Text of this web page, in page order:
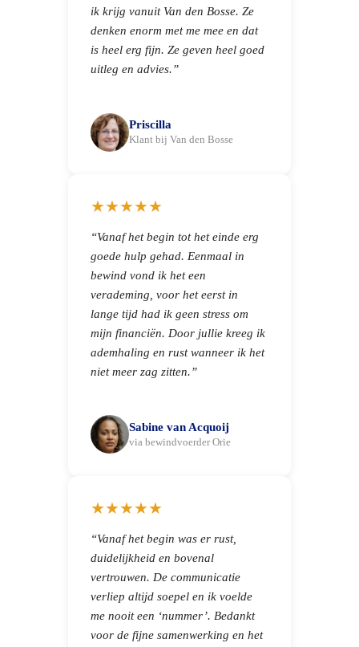
ik krijg vanuit Van den Bosse. Ze
denken enorm met me mee en dat
is heel erg fijn. Ze geven heel goed
uitleg en advies.”
Priscilla
Klant bij Van den Bosse
★★★★★
“Vanaf het begin tot het einde erg
goede hulp gehad. Eenmaal in
bewind vond ik het een
verademing, voor het eerst in
lange tijd had ik geen stress om
mijn financiën. Door jullie kreeg ik
ademhaling en rust wanneer ik het
niet meer zag zitten.”
Sabine van Acquoij
via bewindvoerder Orie
★★★★★
“Vanaf het begin was er rust,
duidelijkheid en bovenal
vertrouwen. De communicatie
verliep altijd soepel en ik voelde
me nooit een ‘nummer’. Bedankt
voor de fijne samenwerking en het